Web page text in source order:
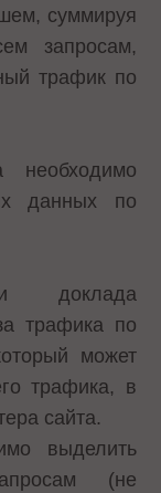
суммируя
запросам,
трафик по
необходимо
данных по
доклада
трафика по
может
трафика, в
сайта.
выделить
(не